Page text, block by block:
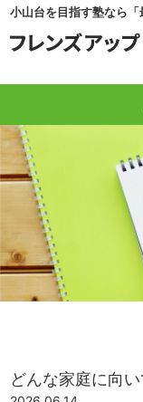
小山台を目指す塾なら
どんな家庭に向